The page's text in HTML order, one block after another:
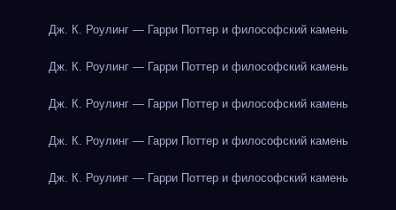
Дж. К. Роулинг — Гарри Поттер и философский камень
Дж. К. Роулинг — Гарри Поттер и философский камень
Дж. К. Роулинг — Гарри Поттер и философский камень
Дж. К. Роулинг — Гарри Поттер и философский камень
Дж. К. Роулинг — Гарри Поттер и философский камень